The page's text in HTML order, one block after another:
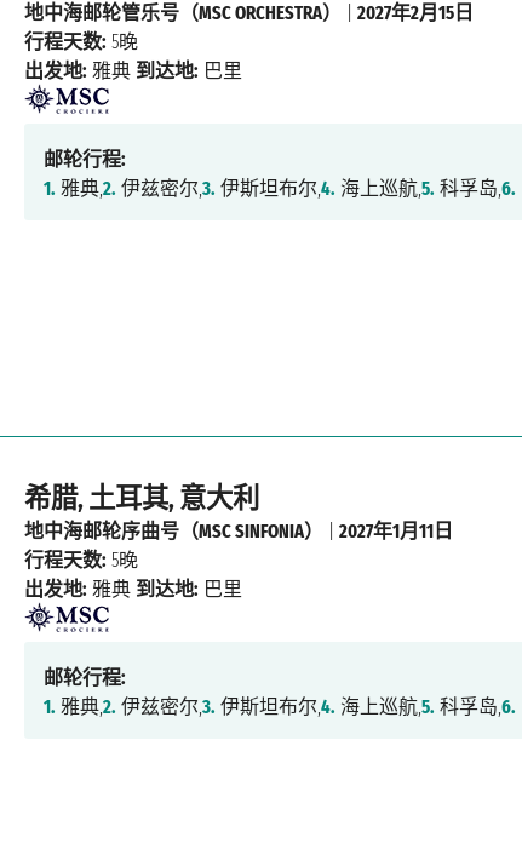
地中海邮轮管乐号（MSC ORCHESTRA）
2027年2月15日
行程天数: 5晚
出发地: 雅典 到达地: 巴里
邮轮行程:
1. 雅典,2. 伊兹密尔,3. 伊斯坦布尔,4. 海上巡航,5. 科孚岛,6.
希腊, 土耳其, 意大利
地中海邮轮序曲号（MSC SINFONIA）
2027年1月11日
行程天数: 5晚
出发地: 雅典 到达地: 巴里
邮轮行程:
1. 雅典,2. 伊兹密尔,3. 伊斯坦布尔,4. 海上巡航,5. 科孚岛,6.